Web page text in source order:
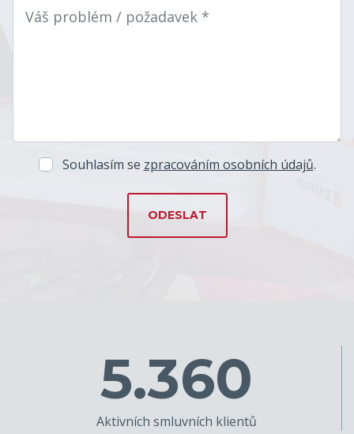
Váš problém / požadavek *
Souhlasím se zpracováním osobních údajů.
5.360
Aktivních smluvních klientů